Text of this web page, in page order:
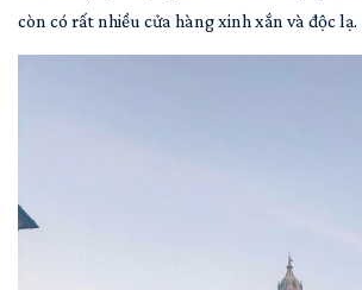
còn có rất nhiều cửa hàng xinh xắn và độc lạ.